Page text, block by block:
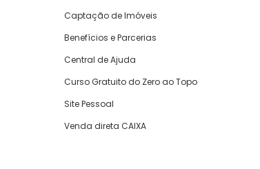
Captação de Imóveis
Benefícios e Parcerias
Central de Ajuda
Curso Gratuito do Zero ao Topo
Site Pessoal
Venda direta CAIXA